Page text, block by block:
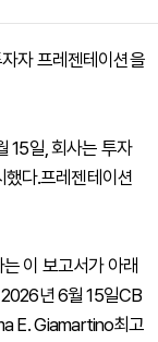
자 프레젠테이션을
15일, 회사는 투자
다.프레젠테이션
이 보고서가 아래
년 6월 15일CB
E. Giamartino최고